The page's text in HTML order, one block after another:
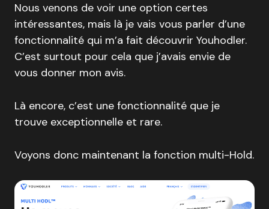
Nous venons de voir une option certes
intéressantes, mais là je vais vous parler d’une
fonctionnalité qui m’a fait découvrir Youhodler.
C’est surtout pour cela que j’avais envie de
vous donner mon avis.
Là encore, c’est une fonctionnalité que je
trouve exceptionnelle et rare.
Voyons donc maintenant la fonction multi-Hold.